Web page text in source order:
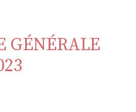
GÉNÉRALE